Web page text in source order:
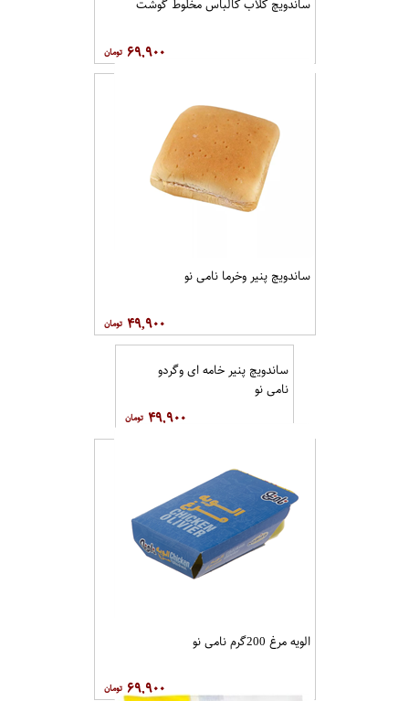
ساندویچ کلاب کالباس مخلوط گوشت
۶۹,۹۰۰
ساندویچ پنیر وخرما نامی نو
۴۹,۹۰۰
ساندویچ پنیر خامه ای وگردو
نامی نو
۴۹,۹۰۰
الویه مرغ 200گرم نامی نو
۶۹,۹۰۰